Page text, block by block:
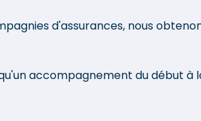
d'assurances, nous
accompagnement du début à